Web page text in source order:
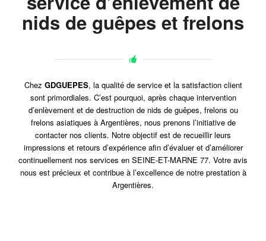
nids de guêpes et frelons
Chez GDGUEPES, la qualité de service et la satisfaction client
sont primordiales. C’est pourquoi, après chaque intervention
d’enlèvement et de destruction de nids de guêpes, frelons ou
frelons asiatiques à Argentières, nous prenons l’initiative de
contacter nos clients. Notre objectif est de recueillir leurs
impressions et retours d’expérience afin d’évaluer et d’améliorer
continuellement nos services en SEINE-ET-MARNE 77. Votre avis
nous est précieux et contribue à l’excellence de notre prestation à
Argentières.